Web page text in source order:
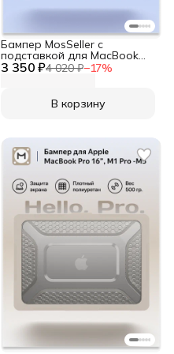
3 350 ₽4 020 ₽−17%
Бампер MosSeller c
подставкой для MacBook
Pro 16 (M1 Pro/Max, M3, M4,
В корзину